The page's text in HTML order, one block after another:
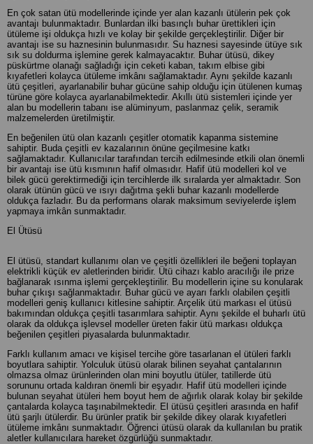
En çok satan ütü modellerinde içinde yer alan kazanlı ütülerin pek çok
avantajı bulunmaktadır. Bunlardan ilki basınçlı buhar ürettikleri için
ütüleme işi oldukça hızlı ve kolay bir şekilde gerçekleştirilir. Diğer bir
avantajı ise su haznesinin bulunmasıdır. Su haznesi sayesinde ütüye sık
sık su doldurma işlemine gerek kalmayacaktır. Buhar ütüsü, dikey
püskürtme olanağı sağladığı için ceketi kaban, takım elbise gibi
kıyafetleri kolayca ütüleme imkânı sağlamaktadır. Aynı şekilde kazanlı
ütü çeşitleri, ayarlanabilir buhar gücüne sahip olduğu için ütülenen kumaş
türüne göre kolayca ayarlanabilmektedir. Akıllı ütü sistemleri içinde yer
alan bu modellerin tabanı ise alüminyum, paslanmaz çelik, seramik
malzemelerden üretilmiştir.
En beğenilen ütü olan kazanlı çeşitler otomatik kapanma sistemine
sahiptir. Buda çeşitli ev kazalarının önüne geçilmesine katkı
sağlamaktadır. Kullanıcılar tarafından tercih edilmesinde etkili olan önemli
bir avantajı ise ütü kısmının hafif olmasıdır. Hafif ütü modelleri kol ve
bilek gücü gerektirmediği için tercihlerde ilk sıralarda yer almaktadır. Son
olarak ütünün gücü ve ısıyı dağıtma şekli buhar kazanlı modellerde
oldukça fazladır. Bu da performans olarak maksimum seviyelerde işlem
yapmaya imkân sunmaktadır.
El Ütüsü
El ütüsü, standart kullanımı olan ve çeşitli özellikleri ile beğeni toplayan
elektrikli küçük ev aletlerinden biridir. Ütü cihazı kablo aracılığı ile prize
bağlanarak ısınma işlemi gerçekleştirilir. Bu modellerin içine su konularak
buhar çıkışı sağlanmaktadır. Buhar gücü ve ayarı farklı olabilen çeşitli
modelleri geniş kullanıcı kitlesine sahiptir. Arçelik ütü markası el ütüsü
bakımından oldukça çeşitli tasarımlara sahiptir. Aynı şekilde el buharlı ütü
olarak da oldukça işlevsel modeller üreten fakir ütü markası oldukça
beğenilen çeşitleri piyasalarda bulunmaktadır.
Farklı kullanım amacı ve kişisel tercihe göre tasarlanan el ütüleri farklı
boyutlara sahiptir. Yolculuk ütüsü olarak bilinen seyahat çantalarının
olmazsa olmaz ürünlerinden olan mini boyutlu ütüler, tatillerde ütü
sorununu ortada kaldıran önemli bir eşyadır. Hafif ütü modelleri içinde
bulunan seyahat ütüleri hem boyut hem de ağırlık olarak kolay bir şekilde
çantalarda kolayca taşınabilmektedir. El ütüsü çeşitleri arasında en hafif
ütü şarjlı ütülerdir. Bu ürünler pratik bir şekilde dikey olarak kıyafetleri
ütüleme imkânı sunmaktadır. Öğrenci ütüsü olarak da kullanılan bu pratik
aletler kullanıcılara hareket özgürlüğü sunmaktadır.